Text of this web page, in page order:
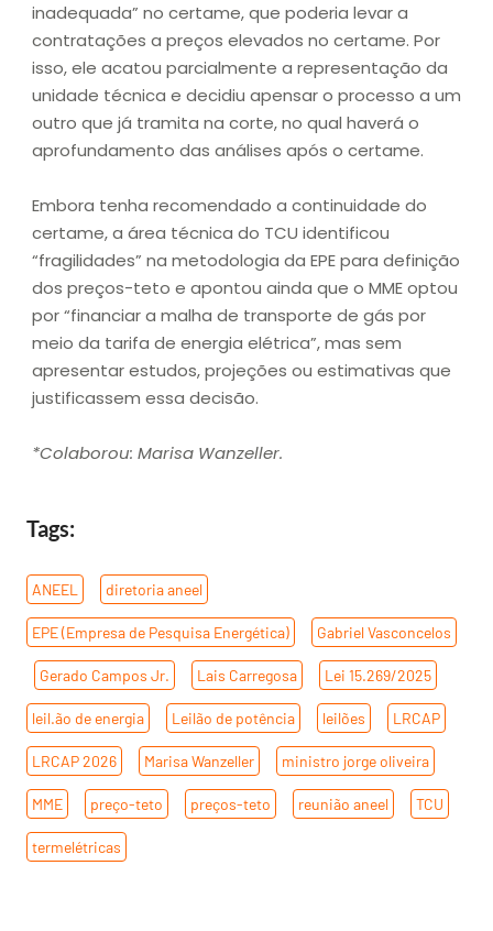
inadequada” no certame, que poderia levar a
contratações a preços elevados no certame. Por
isso, ele acatou parcialmente a representação da
unidade técnica e decidiu apensar o processo a um
outro que já tramita na corte, no qual haverá o
aprofundamento das análises após o certame.
Embora tenha recomendado a continuidade do
certame, a área técnica do TCU identificou
“fragilidades” na metodologia da EPE para definição
dos preços-teto e apontou ainda que o MME optou
por “financiar a malha de transporte de gás por
meio da tarifa de energia elétrica”, mas sem
apresentar estudos, projeções ou estimativas que
justificassem essa decisão.
*Colaborou: Marisa Wanzeller.
Tags:
ANEEL diretoria aneel
EPE (Empresa de Pesquisa Energética) Gabriel Vasconcelos
Gerado Campos Jr. Lais Carregosa Lei 15.269/2025
leil.ão de energia Leilão de potência leilões LRCAP
LRCAP 2026 Marisa Wanzeller ministro jorge oliveira
MME preço-teto preços-teto reunião aneel TCU
termelétricas